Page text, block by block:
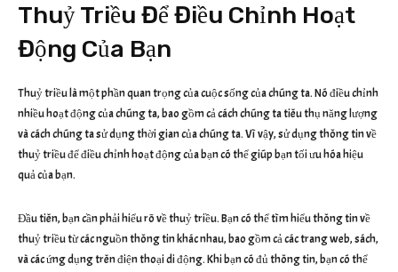
Thuỷ Triều Để Điều Chỉnh Hoạt
Động Của Bạn
Thuỷ triều là một phần quan trọng của cuộc sống của chúng ta. Nó điều chỉnh
nhiều hoạt động của chúng ta, bao gồm cả cách chúng ta tiêu thụ năng lượng
và cách chúng ta sử dụng thời gian của chúng ta. Vì vậy, sử dụng thông tin về
thuỷ triều để điều chỉnh hoạt động của bạn có thể giúp bạn tối ưu hóa hiệu
quả của bạn.
Đầu tiên, bạn cần phải hiểu rõ về thuỷ triều. Bạn có thể tìm hiểu thông tin về
thuỷ triều từ các nguồn thông tin khác nhau, bao gồm cả các trang web, sách,
và các ứng dụng trên điện thoại di động. Khi bạn có đủ thông tin, bạn có thể